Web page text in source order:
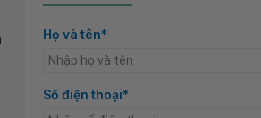
Họ và tên*
Số điện thoại*